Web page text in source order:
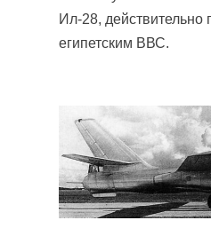
Ил-28, действительно
египетским ВВС.